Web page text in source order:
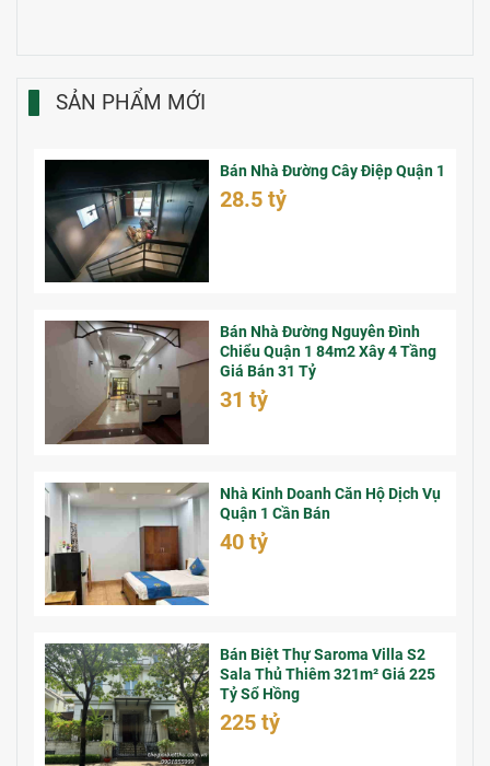
SẢN PHẨM MỚI
Bán Nhà Đường Cây Điệp Quận 1
28.5 tỷ
Bán Nhà Đường Nguyễn Đình
Chiểu Quận 1 84m2 Xây 4 Tầng
Giá Bán 31 Tỷ
31 tỷ
Nhà Kinh Doanh Căn Hộ Dịch Vụ
Quận 1 Cần Bán
40 tỷ
Bán Biệt Thự Saroma Villa S2
Sala Thủ Thiêm 321m² Giá 225
Tỷ Sổ Hồng
225 tỷ